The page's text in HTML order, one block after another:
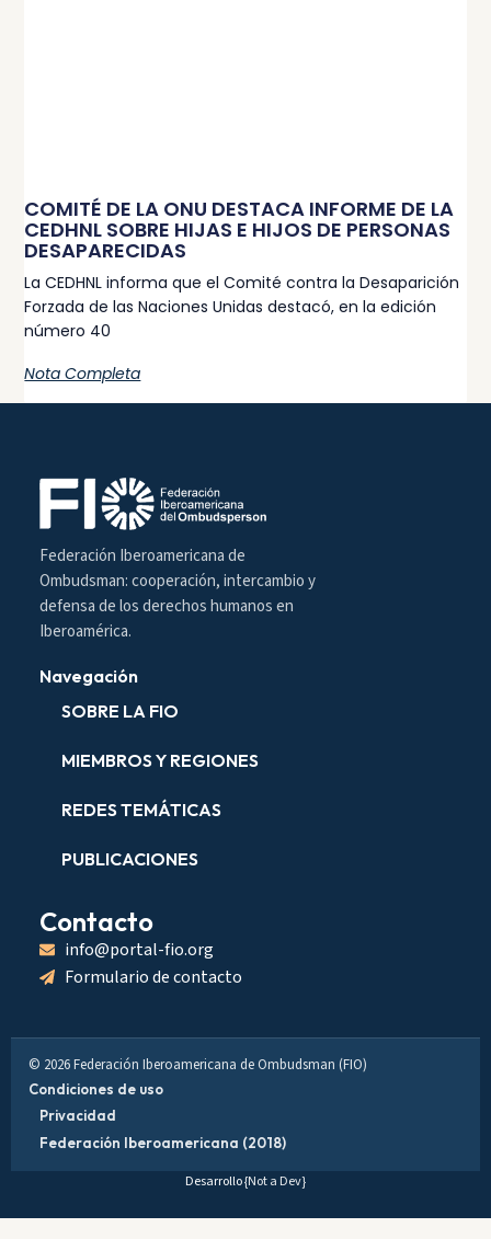
COMITÉ DE LA ONU DESTACA INFORME DE LA
CEDHNL SOBRE HIJAS E HIJOS DE PERSONAS
DESAPARECIDAS
La CEDHNL informa que el Comité contra la Desaparición
Forzada de las Naciones Unidas destacó, en la edición
número 40
Nota Completa
Federación Iberoamericana de
Ombudsman: cooperación, intercambio y
defensa de los derechos humanos en
Iberoamérica.
Navegación
SOBRE LA FIO
MIEMBROS Y REGIONES
REDES TEMÁTICAS
PUBLICACIONES
Contacto
info@portal-fio.org
Formulario de contacto
© 2026 Federación Iberoamericana de Ombudsman (FIO)
Condiciones de uso
Privacidad
Federación Iberoamericana (2018)
Desarrollo{Not a Dev}